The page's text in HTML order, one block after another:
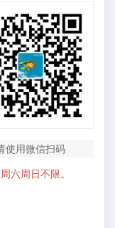
使用微信扫码
六周日不限。